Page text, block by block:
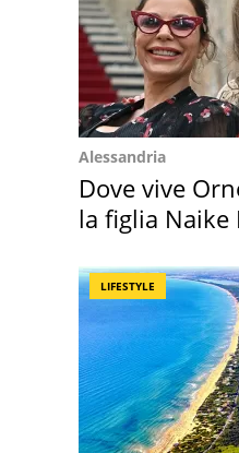
Alessandria
Dove vive
la figlia Naike
LIFESTYLE